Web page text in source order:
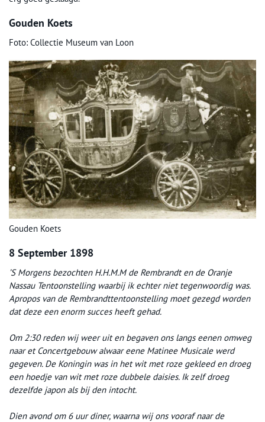
Gouden Koets
Foto: Collectie Museum van Loon
Gouden Koets
8 September 1898
’S Morgens bezochten H.H.M.M de Rembrandt en de Oranje
Nassau Tentoonstelling waarbij ik echter niet tegenwoordig was.
Apropos van de Rembrandttentoonstelling moet gezegd worden
dat deze een enorm succes heeft gehad.
Om 2:30 reden wij weer uit en begaven ons langs eenen omweg
naar et Concertgebouw alwaar eene Matinee Musicale werd
gegeven. De Koningin was in het wit met roze gekleed en droeg
een hoedje van wit met roze dubbele daisies. Ik zelf droeg
dezelfde japon als bij den intocht.
Dien avond om 6 uur diner, waarna wij ons vooraf naar de